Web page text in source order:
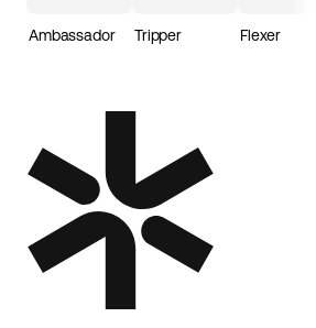
Ambassador Tripper Flexer